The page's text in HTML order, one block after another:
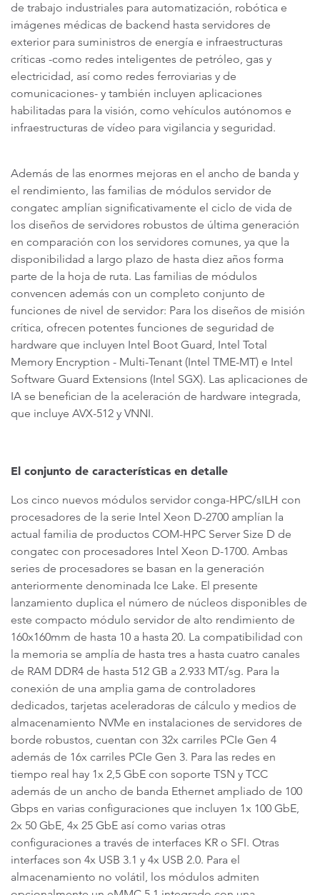
de trabajo industriales para automatización, robótica e
imágenes médicas de backend hasta servidores de
exterior para suministros de energía e infraestructuras
críticas -como redes inteligentes de petróleo, gas y
electricidad, así como redes ferroviarias y de
comunicaciones- y también incluyen aplicaciones
habilitadas para la visión, como vehículos autónomos e
infraestructuras de vídeo para vigilancia y seguridad.
Además de las enormes mejoras en el ancho de banda y
el rendimiento, las familias de módulos servidor de
congatec amplían significativamente el ciclo de vida de
los diseños de servidores robustos de última generación
en comparación con los servidores comunes, ya que la
disponibilidad a largo plazo de hasta diez años forma
parte de la hoja de ruta. Las familias de módulos
convencen además con un completo conjunto de
funciones de nivel de servidor: Para los diseños de misión
crítica, ofrecen potentes funciones de seguridad de
hardware que incluyen Intel Boot Guard, Intel Total
Memory Encryption - Multi-Tenant (Intel TME-MT) e Intel
Software Guard Extensions (Intel SGX). Las aplicaciones de
IA se benefician de la aceleración de hardware integrada,
que incluye AVX-512 y VNNI.
El conjunto de características en detalle
Los cinco nuevos módulos servidor conga-HPC/sILH con
procesadores de la serie Intel Xeon D-2700 amplían la
actual familia de productos COM-HPC Server Size D de
congatec con procesadores Intel Xeon D-1700. Ambas
series de procesadores se basan en la generación
anteriormente denominada Ice Lake. El presente
lanzamiento duplica el número de núcleos disponibles de
este compacto módulo servidor de alto rendimiento de
160x160mm de hasta 10 a hasta 20. La compatibilidad con
la memoria se amplía de hasta tres a hasta cuatro canales
de RAM DDR4 de hasta 512 GB a 2.933 MT/sg. Para la
conexión de una amplia gama de controladores
dedicados, tarjetas aceleradoras de cálculo y medios de
almacenamiento NVMe en instalaciones de servidores de
borde robustos, cuentan con 32x carriles PCIe Gen 4
además de 16x carriles PCIe Gen 3. Para las redes en
tiempo real hay 1x 2,5 GbE con soporte TSN y TCC
además de un ancho de banda Ethernet ampliado de 100
Gbps en varias configuraciones que incluyen 1x 100 GbE,
2x 50 GbE, 4x 25 GbE así como varias otras
configuraciones a través de interfaces KR o SFI. Otras
interfaces son 4x USB 3.1 y 4x USB 2.0. Para el
almacenamiento no volátil, los módulos admiten